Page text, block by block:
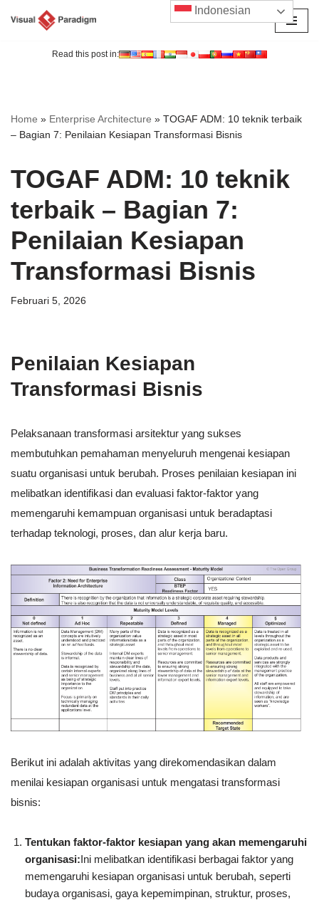
Read this post in:
Home » Enterprise Architecture » TOGAF ADM: 10 teknik terbaik
– Bagian 7: Penilaian Kesiapan Transformasi Bisnis
TOGAF ADM: 10 teknik
terbaik – Bagian 7:
Penilaian Kesiapan
Transformasi Bisnis
Februari 5, 2026
Penilaian Kesiapan
Transformasi Bisnis
Pelaksanaan transformasi arsitektur yang sukses
membutuhkan pemahaman menyeluruh mengenai kesiapan
suatu organisasi untuk berubah. Proses penilaian kesiapan ini
melibatkan identifikasi dan evaluasi faktor-faktor yang
memengaruhi kemampuan organisasi untuk beradaptasi
terhadap teknologi, proses, dan alur kerja baru.
Berikut ini adalah aktivitas yang direkomendasikan dalam
menilai kesiapan organisasi untuk mengatasi transformasi
bisnis:
Tentukan faktor-faktor kesiapan yang akan memengaruhi
organisasi:Ini melibatkan identifikasi berbagai faktor yang
memengaruhi kesiapan organisasi untuk berubah, seperti
budaya organisasi, gaya kepemimpinan, struktur, proses,
Indonesian